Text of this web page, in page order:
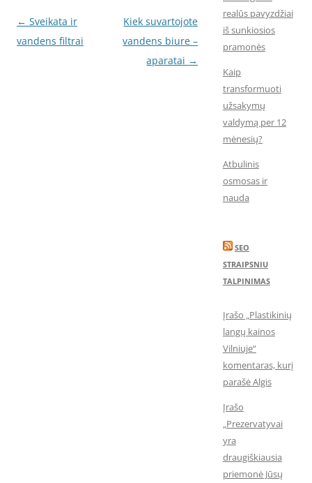
Įrašo
navigacija
← Sveikata ir
vandens filtrai
Kiek suvartojote
vandens biure –
aparatai →
realūs pavyzdžiai
iš sunkiosios
pramonės
Kaip
transformuoti
užsakymų
valdymą per 12
mėnesių?
Atbulinis
osmosas ir
nauda
SEO
STRAIPSNIU
TALPINIMAS
Įrašo „Plastikinių
langų kainos
Vilniuje“
komentaras, kurį
parašė Algis
Įrašo
„Prezervatyvai
yra
draugiškiausia
priemonė Jūsų